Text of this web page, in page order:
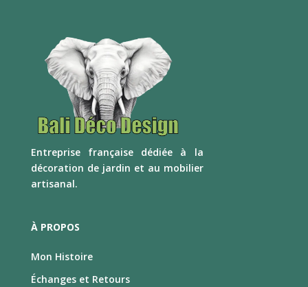
Entreprise française dédiée à la
décoration de jardin et au mobilier
artisanal.
À PROPOS
Mon Histoire
Échanges et Retours